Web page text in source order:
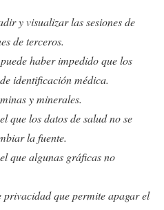
y visualizar las sesiones de
de terceros.
haber impedido que los
identificación médica.
y minerales.
que los datos de salud no se
la fuente.
que algunas gráficas no
que permite apagar el